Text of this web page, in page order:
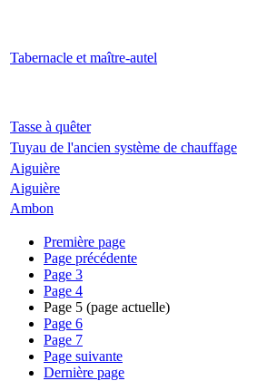
Tabernacle et maître-autel
Tasse à quêter
Tuyau de l'ancien système de chauffage
Aiguière
Aiguière
Ambon
Première page
Page précédente
Page 3
Page 4
Page 5 (page actuelle)
Page 6
Page 7
Page suivante
Dernière page